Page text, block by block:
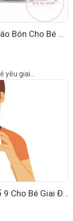
Sữa Meiji Số 9 Có Mát Không? Có Gây Táo Bón Cho Bé 1-3 Tuổi?
giai...
5+ Lý Do Mẹ Việt Nên Chọn Sữa Meiji Số 9 Cho Bé Giai Đoạn 1-3 Tuổi